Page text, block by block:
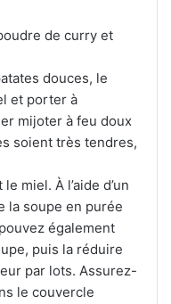
de curry et
douces, le
et porter à
mijoter à feu doux
soient très tendres,
miel. À l’aide d’un
la soupe en purée
également
puis la réduire
par lots. Assurez-
le couvercle